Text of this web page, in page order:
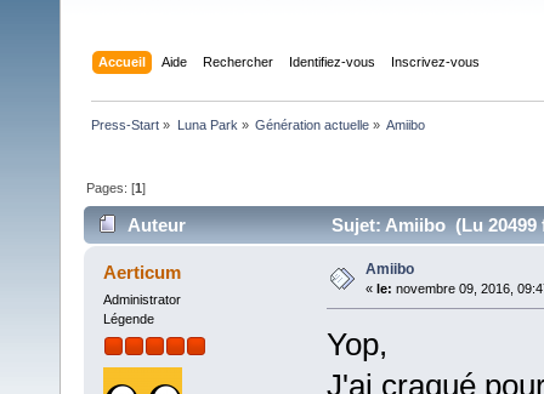
Accueil Aide Rechercher Identifiez-vous Inscrivez-vous
Press-Start » Luna Park » Génération actuelle» Amiibo
Pages: [1]
Auteur Sujet: Amiibo (Lu 20499
Aerticum
Administrator
Légende
Amiibo
« le: novembre 09, 2016,
Yop,
J'ai craqué